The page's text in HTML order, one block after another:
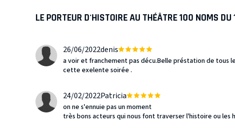
LE PORTEUR D'HISTOIRE AU THÉÂTRE 100 NOMS
26/06/2022denis
a voir et franchement pas décu.Belle préstation de tous
cette exelente soirée .
24/02/2022Patricia
on ne s'ennuie pas un moment
très bons acteurs qui nous font traverser l'histoire ou les